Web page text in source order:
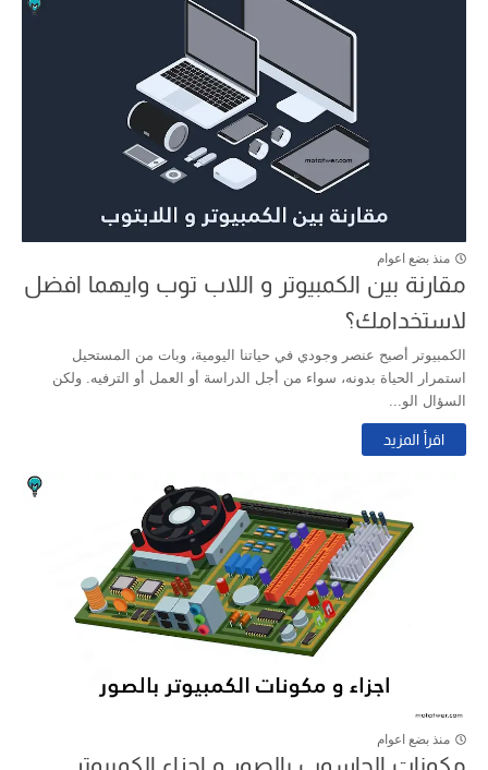
منذ بضع اعوام
مقارنة بين الكمبيوتر و اللاب توب وايهما افضل
لاستخدامك؟
الكمبيوتر أصبح عنصر وجودي في حياتنا اليومية، وبات من المستحيل
استمرار الحياة بدونه، سواء من أجل الدراسة أو العمل أو الترفيه. ولكن
السؤال الو...
اقرأ المزيد
منذ بضع اعوام
مكونات الحاسوب بالصور و اجزاء الكمبيوتر